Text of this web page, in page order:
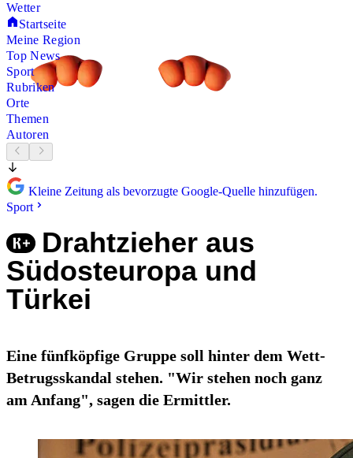
Wetter
Startseite
Meine Region
Top News
Sport
Rubriken
Orte
Themen
Autoren
Kleine Zeitung als bevorzugte Google-Quelle hinzufügen.
Sport
Drahtzieher aus
Südosteuropa und
Türkei
Eine fünfköpfige Gruppe soll hinter dem Wett-
Betrugsskandal stehen. "Wir stehen noch ganz
am Anfang", sagen die Ermittler.